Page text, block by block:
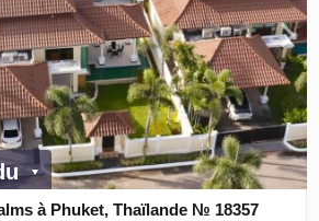
à Phuket, Thaïlande № 18357